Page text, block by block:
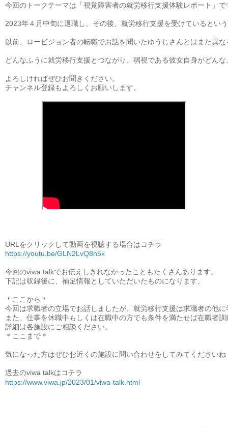
今回のトークテーマは「視覚障害者の就労移行支援体験レポート」で
2023年４月中旬に退職し、その後、就労移行支援を受けているとい
以前、ロービジョン者の転職でお話を聞いたゆうじさんとはまた異
どんなふうに就労移行支援とつながり、弱視である彼女自身がどん
よろしければぜひお聞きください。
チャンネル登録もよろしくお願いします。
URLをクリックして動画を視聴する場合はコチラ
https://youtu.be/GLN2LvQ8n5k
今回のviwa talkでお伝えしきれなかったこともたくさんあります。
下記は収録後に、補足情報としていただいたものになります。
＊ここから ＊
今回は求職者の立場でお話しましたが、就労移行支援は求職者の他
また、仕事を休職中もしくは在職中の方でも条件を満たせば在職者
詳細は各施設にご相談ください。
＊ここまで ＊
気になった方はぜひお近くの施設に問い合わせをしてみてくださいね
過去のviwa talkはコチラ
https://www.viwa.jp/2023/01/viwa-talk.html